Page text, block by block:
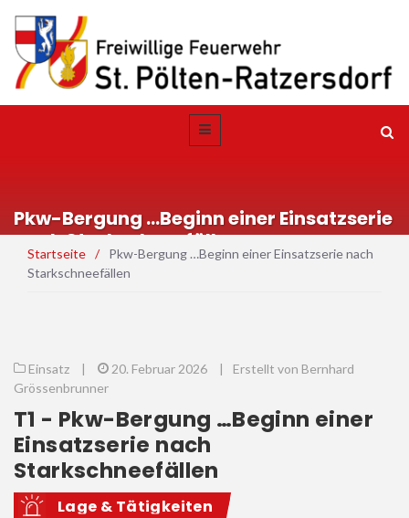
Pkw-Bergung …Beginn einer Einsatzserie
nach Starkschneefällen
Startseite /
Pkw-Bergung …Beginn einer Einsatzserie nach
Starkschneefällen
Einsatz | 20. Februar 2026 |
Erstellt von Bernhard
Grössenbrunner
T1 - Pkw-Bergung …Beginn einer
Einsatzserie nach
Starkschneefällen
Lage & Tätigkeiten